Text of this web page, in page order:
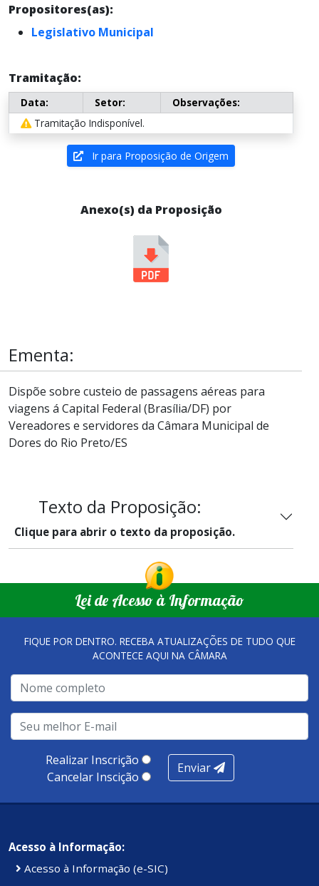
Propositores(as):
Legislativo Municipal
Tramitação:
Data: Setor:
Observações:
Tramitação Indisponível.
Ir para Proposição de Origem
Anexo(s) da Proposição
Ementa:
Dispõe sobre custeio de passagens aéreas para
viagens á Capital Federal (Brasília/DF) por
Vereadores e servidores da Câmara Municipal de
Dores do Rio Preto/ES
Texto da Proposição:
Clique para abrir o texto da proposição.
Lei de Acesso à Informação
FIQUE POR DENTRO. RECEBA ATUALIZAÇÕES DE TUDO QUE
ACONTECE AQUI NA CÂMARA
Realizar Inscrição
Cancelar Inscição
Enviar
Acesso à Informação:
Acesso à Informação (e-SIC)